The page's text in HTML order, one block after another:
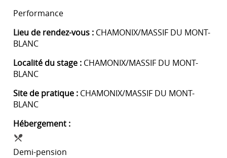
Performance
Lieu de rendez-vous : CHAMONIX/MASSIF DU MONT-
BLANC
Localité du stage : CHAMONIX/MASSIF DU MONT-
BLANC
Site de pratique : CHAMONIX/MASSIF DU MONT-
BLANC
Hébergement :
Demi-pension